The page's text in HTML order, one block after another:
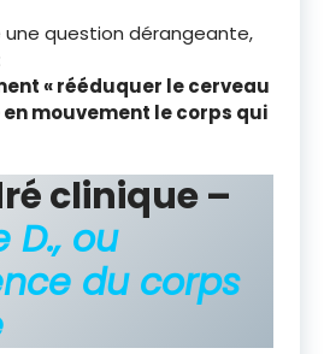
question dérangeante,
« rééduquer le cerveau
mouvement le corps qui
clinique –
D., ou
du corps